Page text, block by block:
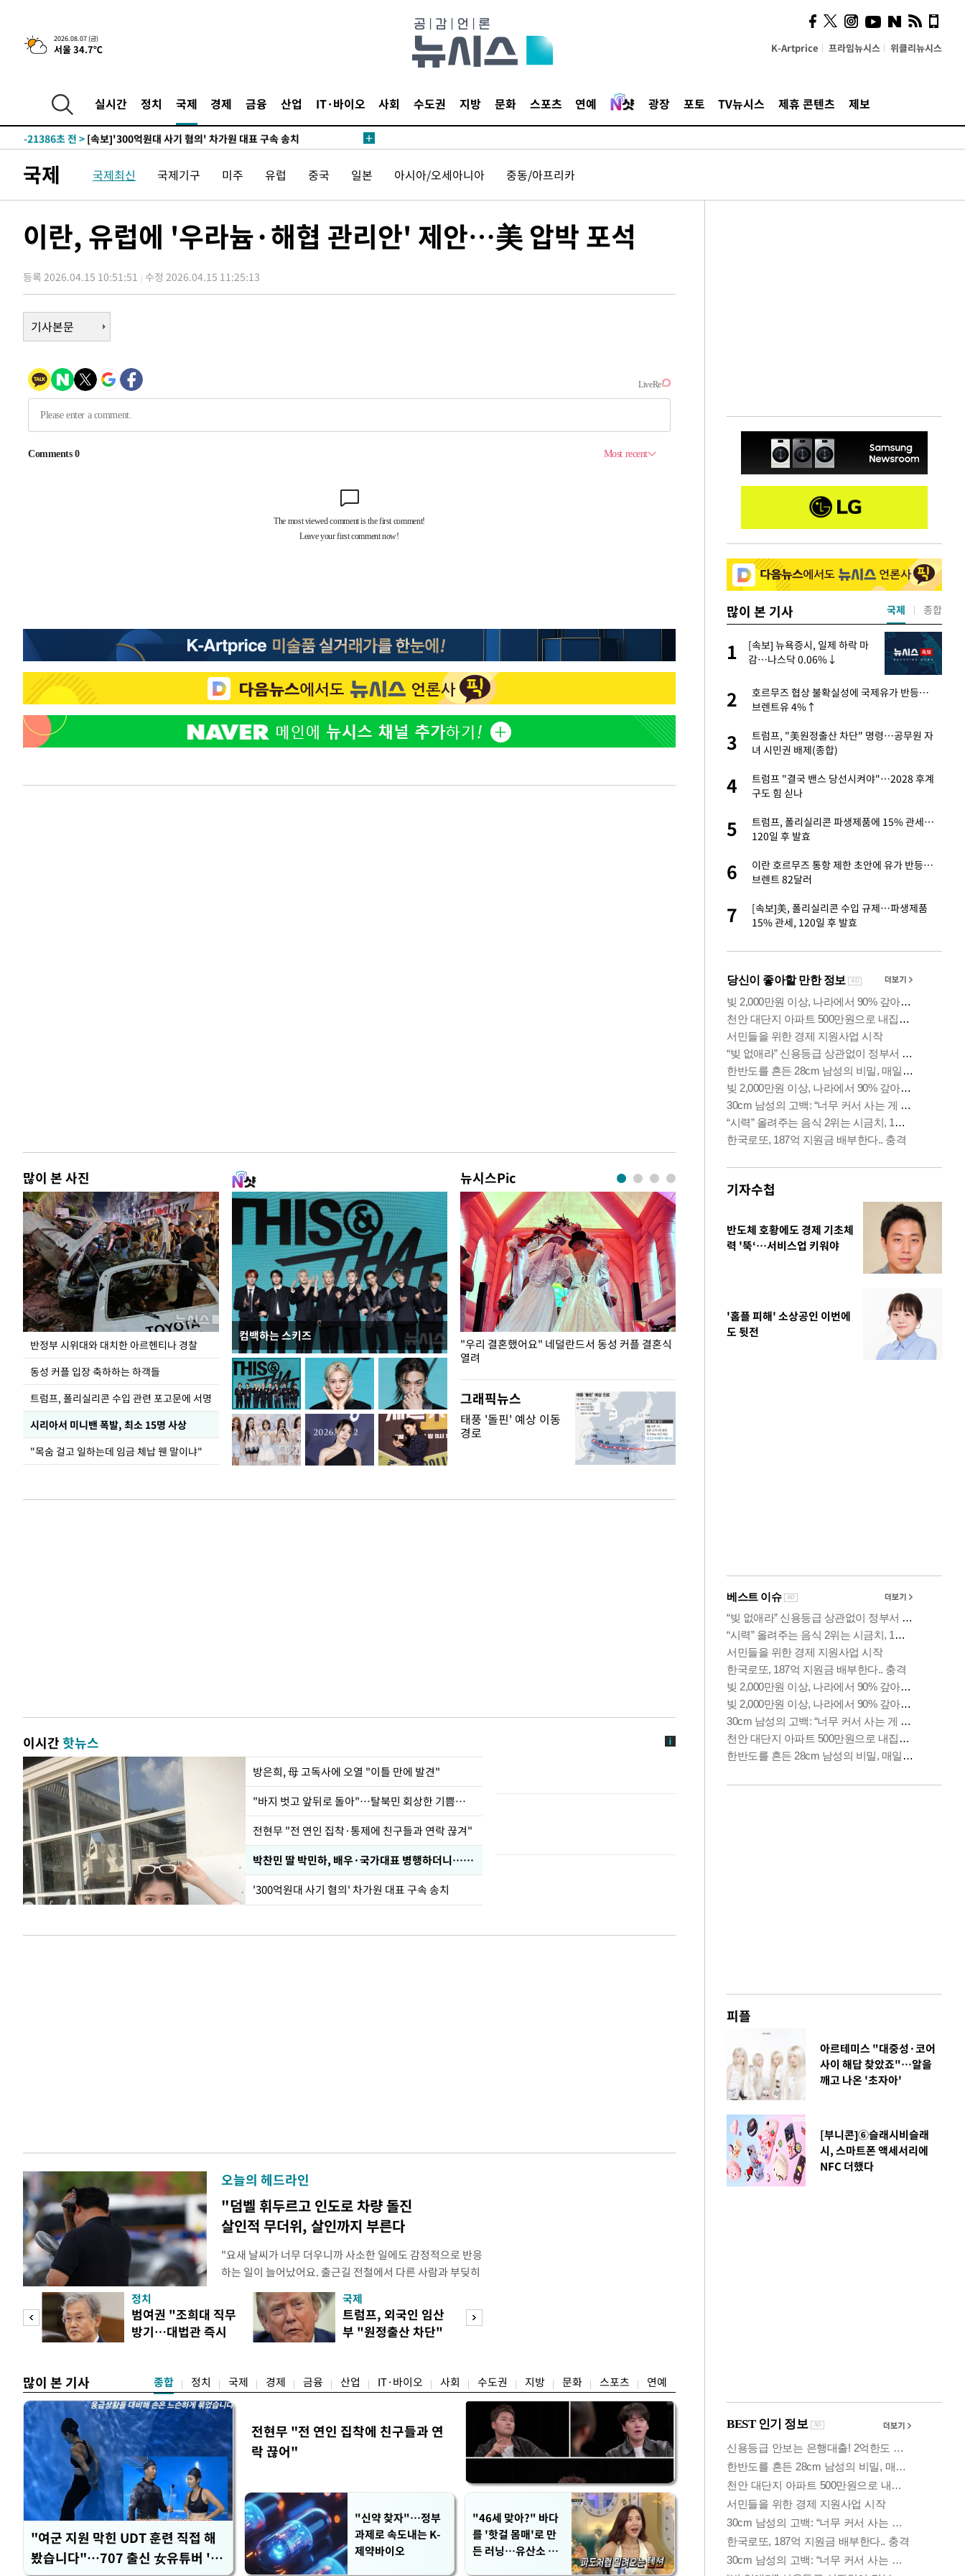
2026.08.07 (금)
서울 34.7℃ K-Artprice 프라임뉴시스 위클리뉴시스
실시간 정치 국제 경제 금융 산업 IT·바이오 사회 수도권 지방 문화 스포츠 연예 광장 포토 TV뉴시스 제휴 콘텐츠 제보
-4472초 전 >[속보] 뉴욕증시, 일제 하락 마감…나스닥 0.06%↓
-28510초 전 >[속보] 7월 중국 수출 23.9%↑ 수입 27.5%↑…무역총액
-25536초 전 >
[속보]종합특검, '관저이전 봐주기 감사' 유병호 구속기소
-22136초 전 >
-21386초 전 > [속보]'300억원대 사기 혐의' 차가원 대표 구속 송치
-19093초 전 >
[속보]경찰·노동부, HL만도 평택사업장 끼임 사망 관련 압수수색
-18974초 전 >[속보]합수본, '투표율 허위 입력' 중앙·서울·경기도 선관위 등 9곳
-18525초 전 >
[속보]삼성전자·SK하이닉스 동반 강보합…1%대 상승 출발
-18479초 전 >[속보]코스피, 6300선 재탈환…1.09% 오른 6365.07 개장
-15644초 전 >시리아 다마스쿠스 교외에서 미니버스 폭발.. 14명 부상, 3명은 중
태-14942초 전 >
-9906초 전 >이란, 호르무즈서 "적국 목표물들"과 대치로 남부 케슘섬에서 두차
효
-6772초 전 > [속보]트럼프, 美 원정출산 금지 행정명령 서명
-4472초 전 >[속보] 뉴욕증시, 일제 하락 마감…나스닥 0.06%↓
-28510초 전 > [속보] 7월 중국 수출 23.9%↑ 수입 27.5%↑…무역총액
-25536초 전 >
"미 전국적 살모네라 식중독 원인은 멕시코산 할라피뇨"-- CDC
[속보]경찰·노동부, HL만도 평택사업장 끼임 사망 관련 압수수색
-18479초 전 >
[속보]코스피, 6300선 재탈환…1.09% 오른 6365.07 개장
-15644초 전 >시리아 다마스쿠스 교외에서 미니버스 폭발.. 14명 부상, 3명은 중
-14942초 전 >
입추에도 극한더위…서울 낮 39도 '폭염중대경보'
-9906초 전 >이란, 호르무즈서 "적국 목표물들"과 대치로 남부 케슘섬에서 두차
례 큰 폭발음
-8621초 전 >
[속보]美, 폴리실리콘 수입 규제…파생제품 15% 관세, 120일 후 발
-6772초 전 >
[속보]트럼프, 美 원정출산 금지 행정명령 서명
국제 국제최신 국제기구 미주 유럽 중국 일본 아시아/오세아니아 중동/아프리카
이란, 유럽에 '우라늄·해협 관리안' 제안…美 압박 포석
등록 2026.04.15 10:51:51 수정 2026.04.15 11:25:13
기사본문
많이 본 사진
반정부 시위대와 대치한 아르헨티나 경찰
동성 커플 입장 축하하는 하객들
트럼프, 폴리실리콘 수입 관련 포고문에 서명
시리아서 미니밴 폭발, 최소 15명 사상
"목숨 걸고 일하는데 임금 체납 웬 말이냐"
컴백하는 스키즈
뉴시스Pic
입추 코앞인데 전국엔 찜통 더위
"우리 결혼했어요" 네덜란드서 동성 커플 결혼식
열려
이 대통령, '청
총력 대응'
그래픽뉴스
태풍 '돌핀' 예상 이동
경로
이시간핫뉴스
방은희, 母 고독사에 오열 "이틀 만에 발견"
"바지 벗고 앞뒤로 돌아"…탈북민 회상한 기쁨조 검사
전현무 "전 연인 집착·통제에 친구들과 연락 끊겨"
박찬민 딸 박민하, 배우·국가대표 병행하더니…근황이
'300억원대 사기 혐의' 차가원 대표 구속 송치
오늘의 헤드라인
"덤벨 휘두르고 인도로 차량 돌진
살인적 무더위, 살인까지 부른다
"요새 날씨가 너무 더우니까 사소한 일에도 감정적으로 반응
하는 일이 늘어났어요. 출근길 전철에서 다른 사람과 부딪히
거나, 누가 길을 막고 서 있으면 짜증이 확 올라오더라고요."
(40대 직장인 A씨) 유례없는 폭염이 이어지면서 사소한 자극
에도 쉽게 짜증을 내거나 감정적으로 반응하는 사람이 늘고
있다. 높은 기온과 습도가 불쾌감과 공격성을 높이는 데다
정치
범여권 "조희대 직무
방기…대법관 즉시
국제
트럼프, 외국인 임산
부 "원정출산 차단"
많이 본 기사 종합 정치 국제 경제 금융 산업 IT·바이오 사회 수도권 지방 문화 스포츠 연예
"여군 지원 막힌 UDT 훈련 직접 해
봤습니다"…707 출신 女유튜버 '완
전현무 "전 연인 집착에 친구들과 연
락 끊어"
"신약 찾자"…정부
과제로 속도내는 K-
제약바이오
"46세 맞아?" 바다
를 '핫걸 몸매'로 만
든 러닝…유산소 운
많이 본 기사
"여군 지원 막힌 UDT 훈련 직
접 해봤습니다"…707 출신
女유튜버 '완벽 소화'
2
3
"신약 찾자"…정부 과제로 속도내는 K-제약
바이오
4
1
[속보] 뉴욕증시, 일제 하락 마
감…나스닥 0.06%↓
2
호르무즈 협상 불확실성에 국제유가 반등…
브렌트유 4%↑
3
트럼프, "美원정출산 차단" 명령…공무원 자
녀 시민권 배제(종합)
4
트럼프 "결국 밴스 당선시켜야"…2028 후계
구도 힘 싣나
5
트럼프, 폴리실리콘 파생제품에 15% 관세…
120일 후 발효
6
이란 호르무즈 통항 제한 초안에 유가 반등…
브렌트 82달러
7
[속보]美, 폴리실리콘 수입 규제…파생제품
15% 관세, 120일 후 발효
국제 종합
기자수첩
반도체 호황에도 경제 기초체
력 '뚝‘…서비스업 키워야
'홈플 피해' 소상공인 이번에
도 뒷전
피플
아르테미스 "대중성·코어
사이 해답 찾았죠"…알을
깨고 나온 '초자아'
[부니콘]⑥슬래시비슬래
시, 스마트폰 액세서리에
NFC 더했다